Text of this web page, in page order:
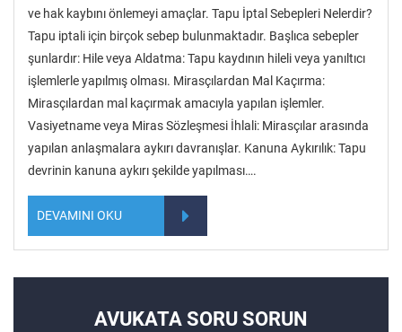
ve hak kaybını önlemeyi amaçlar. Tapu İptal Sebepleri Nelerdir?
Tapu iptali için birçok sebep bulunmaktadır. Başlıca sebepler
şunlardır: Hile veya Aldatma: Tapu kaydının hileli veya yanıltıcı
işlemlerle yapılmış olması. Mirasçılardan Mal Kaçırma:
Mirasçılardan mal kaçırmak amacıyla yapılan işlemler.
Vasiyetname veya Miras Sözleşmesi İhlali: Mirasçılar arasında
yapılan anlaşmalara aykırı davranışlar. Kanuna Aykırılık: Tapu
devrinin kanuna aykırı şekilde yapılması….
DEVAMINI OKU
AVUKATA SORU SORUN